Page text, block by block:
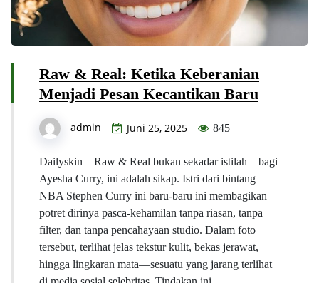
Raw & Real: Ketika Keberanian
Menjadi Pesan Kecantikan Baru
admin Juni 25, 2025 845
Dailyskin – Raw & Real bukan sekadar istilah—bagi
Ayesha Curry, ini adalah sikap. Istri dari bintang
NBA Stephen Curry ini baru-baru ini membagikan
potret dirinya pasca-kehamilan tanpa riasan, tanpa
filter, dan tanpa pencahayaan studio. Dalam foto
tersebut, terlihat jelas tekstur kulit, bekas jerawat,
hingga lingkaran mata—sesuatu yang jarang terlihat